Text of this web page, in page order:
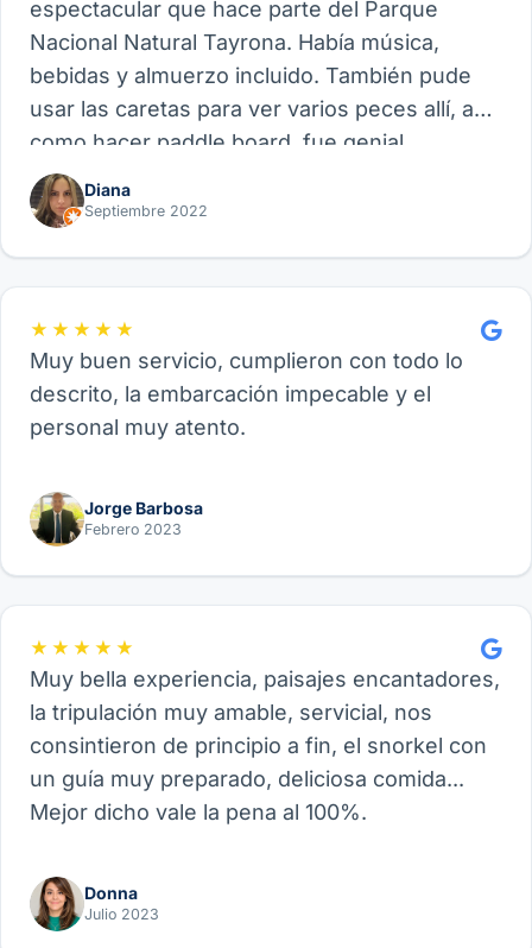
espectacular que hace parte del Parque
Nacional Natural Tayrona. Había música,
bebidas y almuerzo incluido. También pude
usar las caretas para ver varios peces allí, así
como hacer paddle board, fue genial.
Recomiendo este proveedor y su experiencia
de Velero, funcional para amigos, parejas o
Diana
Septiembre 2022
★★★★★
Muy buen servicio, cumplieron con todo lo
descrito, la embarcación impecable y el
personal muy atento.
Jorge Barbosa
Febrero 2023
★★★★★
Muy bella experiencia, paisajes encantadores,
la tripulación muy amable, servicial, nos
consintieron de principio a fin, el snorkel con
un guía muy preparado, deliciosa comida...
Mejor dicho vale la pena al 100%.
Donna
Julio 2023